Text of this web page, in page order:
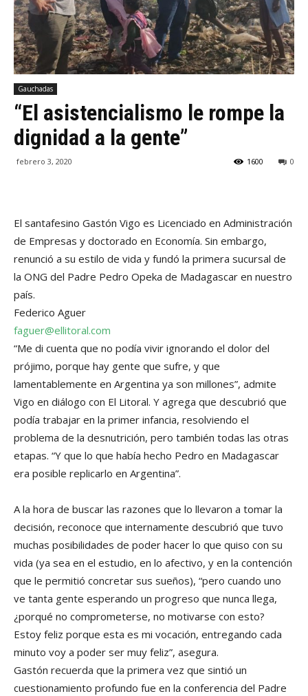
Gauchadas
“El asistencialismo le rompe la
dignidad a la gente”
febrero 3, 2020 0
1600
El santafesino Gastón Vigo es Licenciado en Administración
de Empresas y doctorado en Economía. Sin embargo,
renunció a su estilo de vida y fundó la primera sucursal de
la ONG del Padre Pedro Opeka de Madagascar en nuestro
país.
Federico Aguer
faguer@ellitoral.com
“Me di cuenta que no podía vivir ignorando el dolor del
prójimo, porque hay gente que sufre, y que
lamentablemente en Argentina ya son millones”, admite
Vigo en diálogo con El Litoral. Y agrega que descubrió que
podía trabajar en la primer infancia, resolviendo el
problema de la desnutrición, pero también todas las otras
etapas. “Y que lo que había hecho Pedro en Madagascar
era posible replicarlo en Argentina”.
A la hora de buscar las razones que lo llevaron a tomar la
decisión, reconoce que internamente descubrió que tuvo
muchas posibilidades de poder hacer lo que quiso con su
vida (ya sea en el estudio, en lo afectivo, y en la contención
que le permitió concretar sus sueños), “pero cuando uno
ve tanta gente esperando un progreso que nunca llega,
¿porqué no comprometerse, no motivarse con esto?
Estoy feliz porque esta es mi vocación, entregando cada
minuto voy a poder ser muy feliz”, asegura.
Gastón recuerda que la primera vez que sintió un
cuestionamiento profundo fue en la conferencia del Padre